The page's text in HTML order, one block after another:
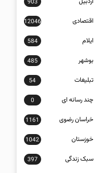
903
اقتصادی 12046
ایلام 584
بوشهر 485
تبلیغات 54
چند رسانه ای 0
خراسان رضوی 1161
خوزستان 1042
سبک زندگی 397